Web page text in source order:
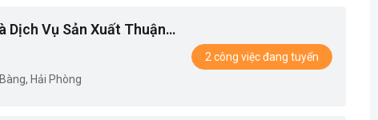
Dịch Vụ Sản Xuất Thuận
Hải Phòng
2 công việc đang tuyển